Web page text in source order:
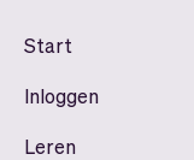
Start
Inloggen
Leren